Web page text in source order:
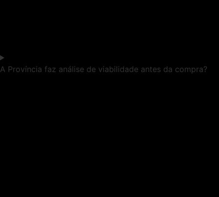
A Província faz análise de viabilidade antes da compra?